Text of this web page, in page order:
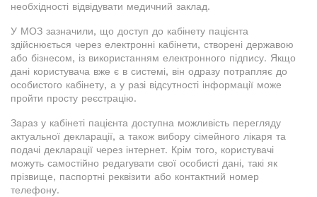
необхідності відвідувати медичний заклад.
У МОЗ зазначили, що доступ до кабінету пацієнта
здійснюється через електронні кабінети, створені державою
або бізнесом, із використанням електронного підпису. Якщо
дані користувача вже є в системі, він одразу потрапляє до
особистого кабінету, а у разі відсутності інформації може
пройти просту реєстрацію.
Зараз у кабінеті пацієнта доступна можливість перегляду
актуальної декларації, а також вибору сімейного лікаря та
подачі декларації через інтернет. Крім того, користувачі
можуть самостійно редагувати свої особисті дані, такі як
прізвище, паспортні реквізити або контактний номер
телефону.